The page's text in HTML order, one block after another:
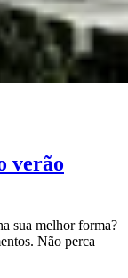
verão
sua melhor forma?
Não perca